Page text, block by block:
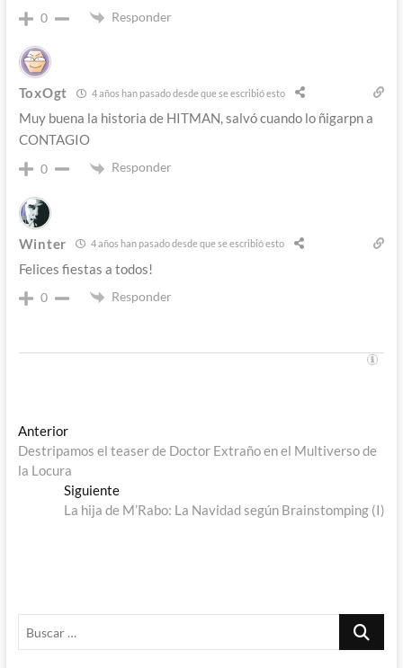
0 Responder
ToxOgt 4 años han pasado desde que se escribió esto
Muy buena la historia de HITMAN, salvó cuando lo ñigarpn a
CONTAGIO
0 Responder
Winter 4 años han pasado desde que se escribió esto
Felices fiestas a todos!
0 Responder
Navegación
de
entradas
AnteriorEntrada
anterior:
Destripamos el teaser de Doctor Extraño en el Multiverso de
la Locura
SiguienteEntrada
siguiente:
La hija de M’Rabo: La Navidad según Brainstomping (I)
Buscar